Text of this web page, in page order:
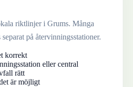
riktlinjer i Grums. Många
på återvinningsstationer.
korrekt
eller central
rätt
är möjligt